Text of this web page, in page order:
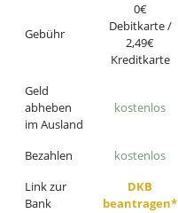
Gebühr
0€
Debitkarte /
2,49€
Kreditkarte
Geld
abheben
im Ausland
kostenlos
Bezahlen kostenlos
Link zur
Bank
DKB
beantragen*